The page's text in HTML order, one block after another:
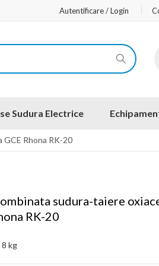
Autentificare / Login
Sudura Electrice
Rhona RK-20
sudura-taiere
RK-20
8 kg